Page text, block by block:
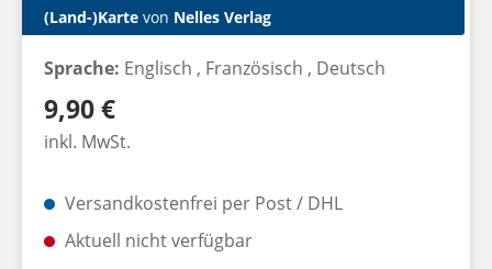
(Land-)Karte von Nelles Verlag
Sprache: Englisch , Französisch , Deutsch
Regulärer Preis:
9,90 €
inkl. MwSt.
Versandkostenfrei per Post / DHL
Aktuell nicht verfügbar